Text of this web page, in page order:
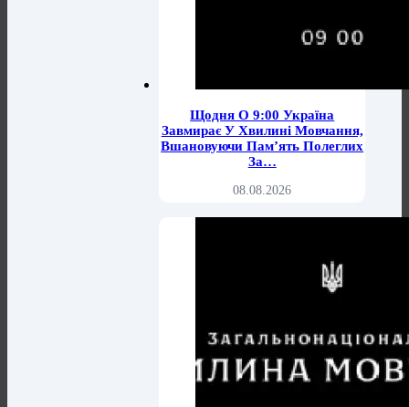
Щодня О 9:00 Україна
Завмирає У Хвилині Мовчання,
Вшановуючи Пам’ять Полеглих
За…
08.08.2026